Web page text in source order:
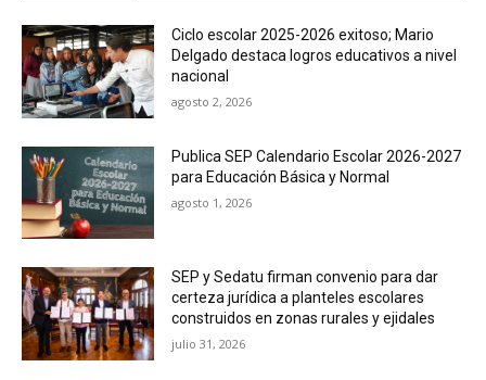
Ciclo escolar 2025-2026 exitoso; Mario
Delgado destaca logros educativos a nivel
nacional
agosto 2, 2026
Publica SEP Calendario Escolar 2026-2027
para Educación Básica y Normal
agosto 1, 2026
SEP y Sedatu firman convenio para dar
certeza jurídica a planteles escolares
construidos en zonas rurales y ejidales
julio 31, 2026